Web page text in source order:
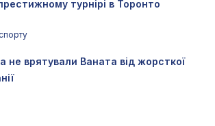
турнірі в Торонто
не врятували Ваната від жорсткої